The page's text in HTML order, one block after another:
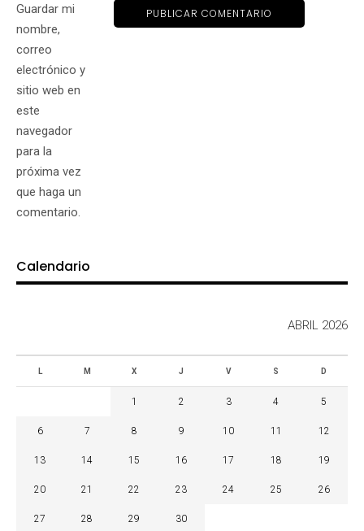
Guardar mi
nombre,
correo
electrónico y
sitio web en
este
navegador
para la
próxima vez
que haga un
comentario.
Calendario
ABRIL 2026
L M X J V S D
1 2 3 4 5
6 7 8 9 10 11 12
13 14 15 16 17 18 19
20 21 22 23 24 25 26
27 28 29 30